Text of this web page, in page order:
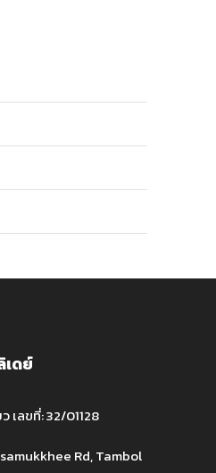
ดย์
เลขที่: 32/01128
Rd, Tambol